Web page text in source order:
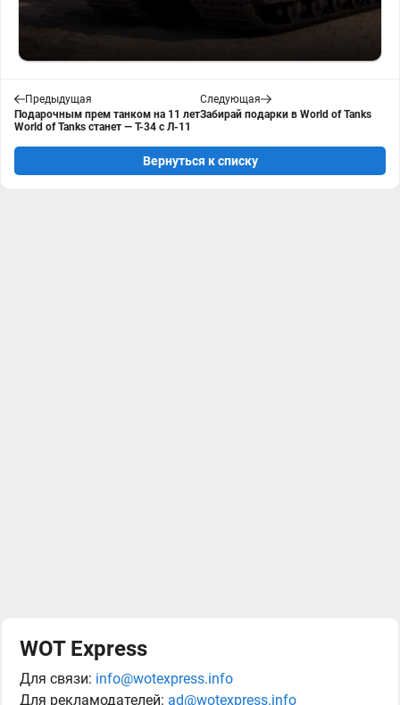
Предыдущая
Подарочным прем танком на 11 лет
World of Tanks станет — Т-34 с Л-11
Следующая
Забирай подарки в World of Tanks
Вернуться к списку
WOT Express
Для связи: info@wotexpress.info
Для рекламодателей: ad@wotexpress.info